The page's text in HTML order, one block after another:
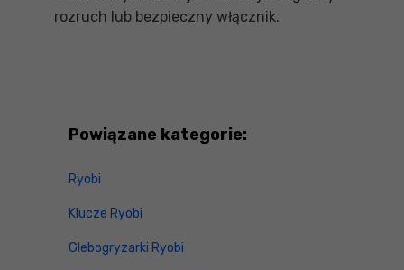
rozruch lub bezpieczny włącznik.
Powiązane kategorie:
Ryobi
Klucze Ryobi
Glebogryzarki Ryobi